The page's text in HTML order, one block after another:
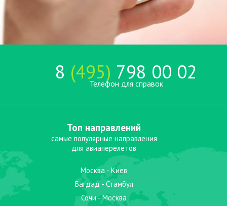
8 (495) 798 00 02
Телефон для справок
Топ направлений
самые популярные направления
для авиаперелетов
Москва - Киев
Багдад - Стамбул
Сочи - Москва